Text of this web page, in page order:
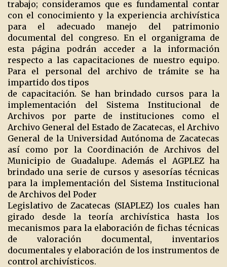
trabajo; consideramos que es fundamental contar
con el conocimiento y la experiencia archivística
para el adecuado manejo del patrimonio
documental del congreso. En el organigrama de
esta página podrán acceder a la información
respecto a las capacitaciones de nuestro equipo.
Para el personal del archivo de trámite se ha
impartido dos tipos
de capacitación. Se han brindado cursos para la
implementación del Sistema Institucional de
Archivos por parte de instituciones como el
Archivo General del Estado de Zacatecas, el Archivo
General de la Universidad Autónoma de Zacatecas
así como por la Coordinación de Archivos del
Municipio de Guadalupe. Además el AGPLEZ ha
brindado una serie de cursos y asesorías técnicas
para la implementación del Sistema Institucional
de Archivos del Poder
Legislativo de Zacatecas (SIAPLEZ) los cuales han
girado desde la teoría archivística hasta los
mecanismos para la elaboración de fichas técnicas
de valoración documental, inventarios
documentales y elaboración de los instrumentos de
control archivísticos.